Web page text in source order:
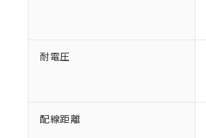
耐電圧
配線距離